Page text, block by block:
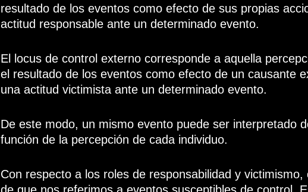
resultado de los eventos como efecto de sus propias
actitud responsable ante un determinado evento.
El locus de control externo corresponde a aquella
el resultado de los eventos como efecto de un causante
una actitud victimista ante un determinado evento.
De este modo, un mismo evento puede ser interpretado
función de la percepción de cada individuo.
Con respecto a los roles de responsabilidad y